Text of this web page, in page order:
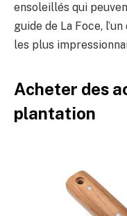
ensoleillés qui
guide de La Foce,
les plus
Acheter des
plantation